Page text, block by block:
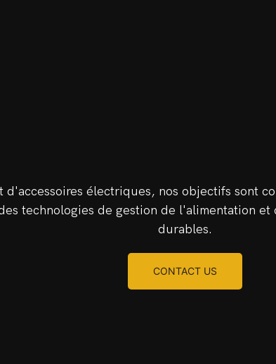
d'accessoires électriques, nos objectifs sont
technologies de gestion de l'alimentation
durables.
CONTACT US